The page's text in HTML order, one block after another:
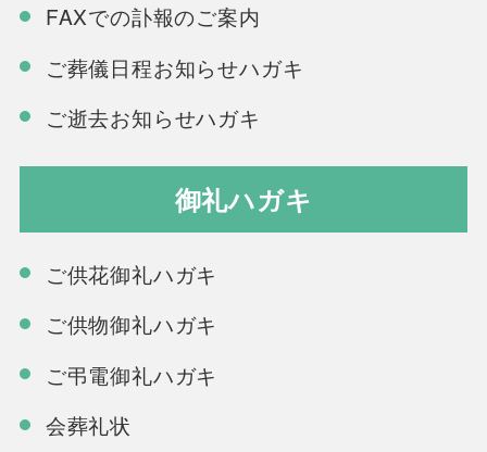
FAXでの訃報のご案内
ご葬儀日程お知らせハガキ
ご逝去お知らせハガキ
御礼ハガキ
ご供花御礼ハガキ
ご供物御礼ハガキ
ご弔電御礼ハガキ
会葬礼状